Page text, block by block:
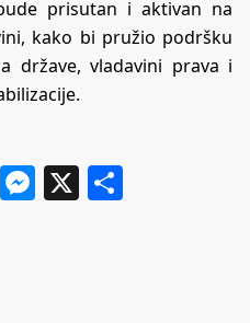
prisutan i aktivan na
kako bi pružio podršku
države, vladavini prava i
WhatsApp
Messenger
X